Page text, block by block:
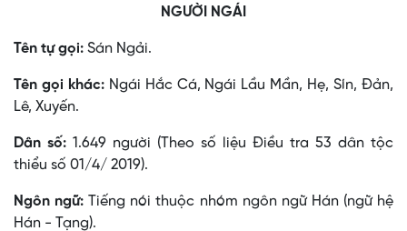
NGƯỜI NGÁI
Tên tự gọi: Sán Ngải.
Tên gọi khác:Ngái Hắc Cá, Ngái Lầu Mần, Hẹ, Sín, Ðản,
Lê, Xuyến.
Dân số: 1.649 người (Theo số liệu Điều tra 53 dân tộc
thiểu số 01/4/ 2019).
Ngôn ngữ:Tiếng nói thuộc nhóm ngôn ngữ Hán (ngữ hệ
Hán - Tạng).